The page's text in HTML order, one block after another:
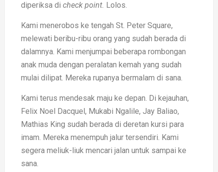
diperiksa di check point. Lolos.
Kami menerobos ke tengah St. Peter Square,
melewati beribu-ribu orang yang sudah berada di
dalamnya. Kami menjumpai beberapa rombongan
anak muda dengan peralatan kemah yang sudah
mulai dilipat. Mereka rupanya bermalam di sana.
Kami terus mendesak maju ke depan. Di kejauhan,
Felix Noel Dacquel, Mukabi Ngalile, Jay Baliao,
Mathias King sudah berada di deretan kursi para
imam. Mereka menempuh jalur tersendiri. Kami
segera meliuk-liuk mencari jalan untuk sampai ke
sana.